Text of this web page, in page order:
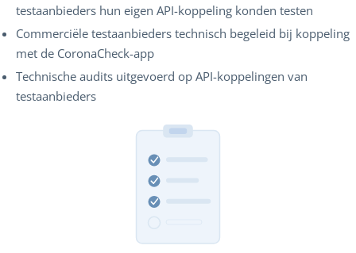
testaanbieders hun eigen API-koppeling konden testen
Commerciële testaanbieders technisch begeleid bij koppeling
met de CoronaCheck-app
Technische audits uitgevoerd op API-koppelingen van
testaanbieders